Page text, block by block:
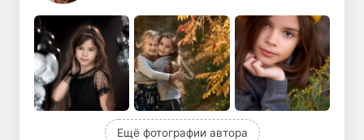
Ещё фотографии автора